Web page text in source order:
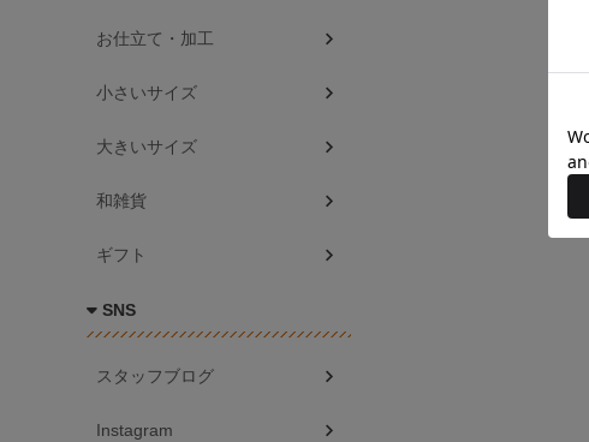
お仕立て・加工
小さいサイズ
大きいサイズ
和雑貨
ギフト
SNS
スタッフブログ
Instagram